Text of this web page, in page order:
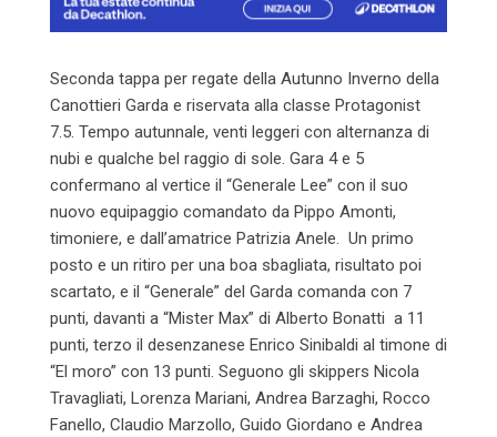
Seconda tappa per regate della Autunno Inverno della
Canottieri Garda e riservata alla classe Protagonist
7.5. Tempo autunnale, venti leggeri con alternanza di
nubi e qualche bel raggio di sole. Gara 4 e 5
confermano al vertice il “Generale Lee” con il suo
nuovo equipaggio comandato da Pippo Amonti,
timoniere, e dall’amatrice Patrizia Anele. Un primo
posto e un ritiro per una boa sbagliata, risultato poi
scartato, e il “Generale” del Garda comanda con 7
punti, davanti a “Mister Max” di Alberto Bonatti a 11
punti, terzo il desenzanese Enrico Sinibaldi al timone di
“El moro” con 13 punti. Seguono gli skippers Nicola
Travagliati, Lorenza Mariani, Andrea Barzaghi, Rocco
Fanello, Claudio Marzollo, Guido Giordano e Andrea